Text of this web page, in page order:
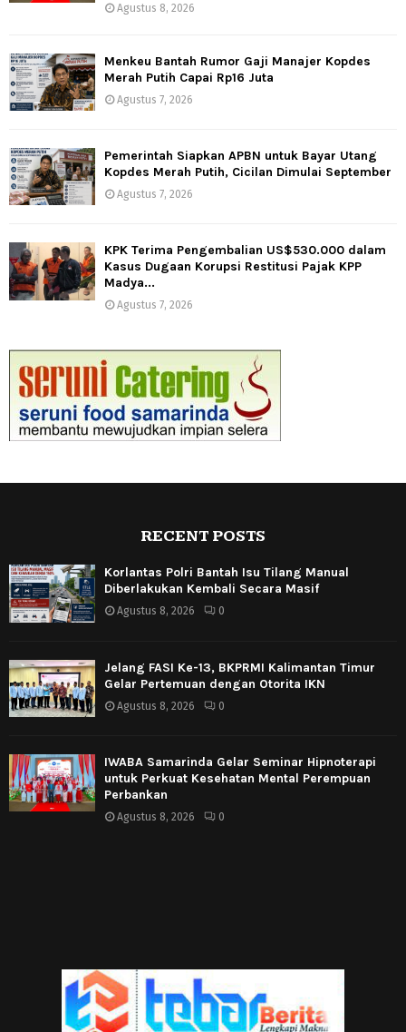
Agustus 8, 2026
Menkeu Bantah Rumor Gaji Manajer Kopdes
Merah Putih Capai Rp16 Juta
Agustus 7, 2026
Pemerintah Siapkan APBN untuk Bayar Utang
Kopdes Merah Putih, Cicilan Dimulai September
Agustus 7, 2026
KPK Terima Pengembalian US$530.000 dalam
Kasus Dugaan Korupsi Restitusi Pajak KPP
Madya...
Agustus 7, 2026
RECENT POSTS
Korlantas Polri Bantah Isu Tilang Manual
Diberlakukan Kembali Secara Masif
Agustus 8, 2026 0
Jelang FASI Ke-13, BKPRMI Kalimantan Timur
Gelar Pertemuan dengan Otorita IKN
Agustus 8, 2026 0
IWABA Samarinda Gelar Seminar Hipnoterapi
untuk Perkuat Kesehatan Mental Perempuan
Perbankan
Agustus 8, 2026 0